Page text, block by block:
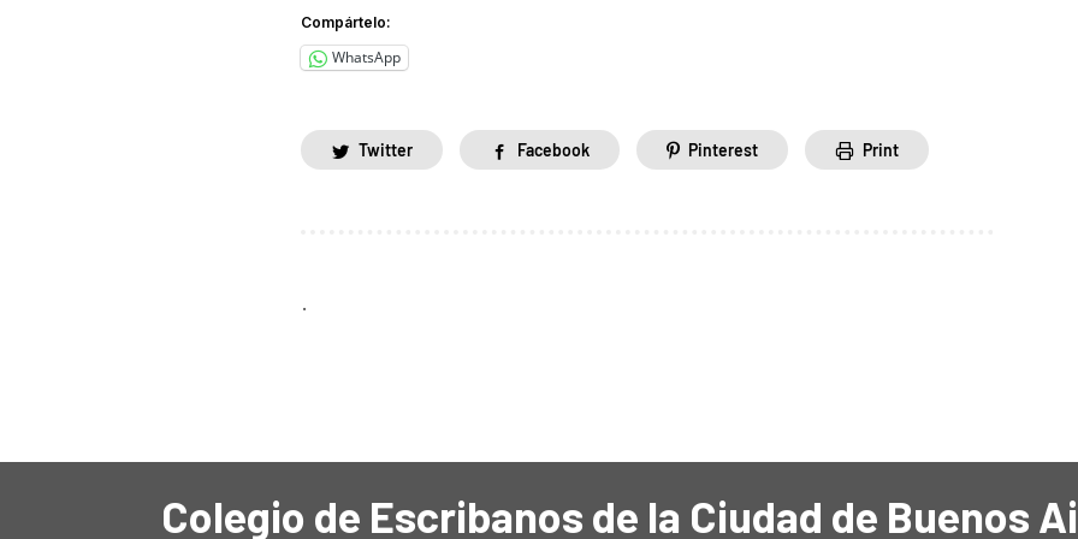
Compártelo:
WhatsApp
Twitter Facebook Pinterest Print
.
Colegio de Escribanos de la Ciudad de Buenos